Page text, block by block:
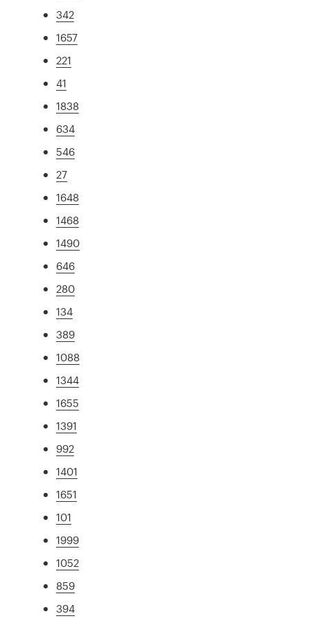
342
1657
221
41
1838
634
546
27
1648
1468
1490
646
280
134
389
1088
1344
1655
1391
992
1401
1651
101
1999
1052
859
394